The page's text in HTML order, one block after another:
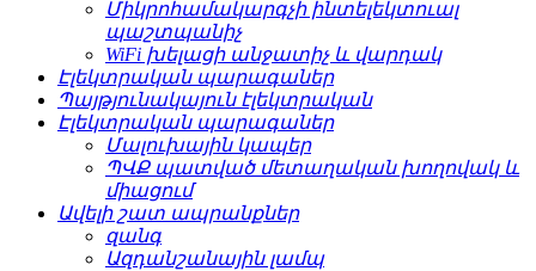
Միկրոհամակարգչի ինտելեկտուալ
պաշտպանիչ
WiFi խելացի անջատիչ և վարդակ
Էլեկտրական պարագաներ
Պայթյունակայուն էլեկտրական
Էլեկտրական պարագաներ
Մալուխային կապեր
ՊՎՔ պատված մետաղական խողովակ և
միացում
Ավելի շատ ապրանքներ
զանգ
Ազդանշանային լամպ